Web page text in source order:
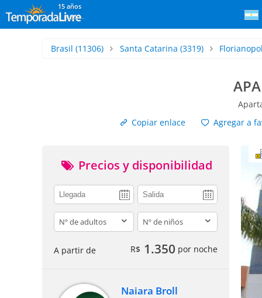
15 años
Brasil (11306) Santa Catarina (3319)
Copiar enlace
Agregar a
Precios y disponibilidad
adults children
A partir de R$ 1.350 por noche
Naiara Broll